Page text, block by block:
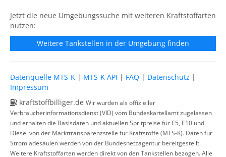
Jetzt die neue Umgebungssuche mit weiteren Kraftstoffarten
nutzen:
Weitere Tankstellen in der Umgebung finden
Datenquelle MTS-K | MTS-K API | FAQ | Datenschutz |
Impressum
kraftstoffbilliger.de Wir wurden als offizieller
Verbraucherinformationsdienst (VID) vom Bundeskartellamt zugelassen
und erhalten die Basisdaten und aktuellen Spritpreise für E5, E10 und
Diesel von der Markttransparenzstelle für Kraftstoffe (MTS-K). Daten für
Stromladesäulen werden von der Bundesnetzagentur bereitgestellt.
Weitere Kraftstoffarten werden direkt von den Tankstellen bezogen. Alle